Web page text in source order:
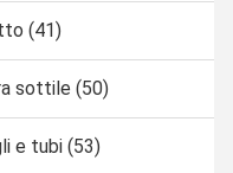
(41)
sottile (50)
e tubi (53)